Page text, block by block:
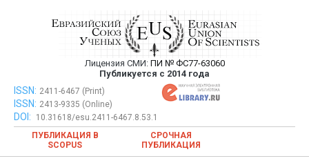
Евразийский Союз Ученых —
публикация научных статей в
ежемесячном научном журнале
Лицензия СМИ: ПИ № ФС77-63060
Публикуется с 2014 года
Евразийский Союз Ученых — публикация научных статей в
ежемесячном научном журнале
ISSN: 2411-6467 (Print)
ISSN: 2413-9335 (Online)
DOI:
10.31618/esu.2411-6467.8.53.1
ПУБЛИКАЦИЯ В
SCOPUS
СРОЧНАЯ
ПУБЛИКАЦИЯ